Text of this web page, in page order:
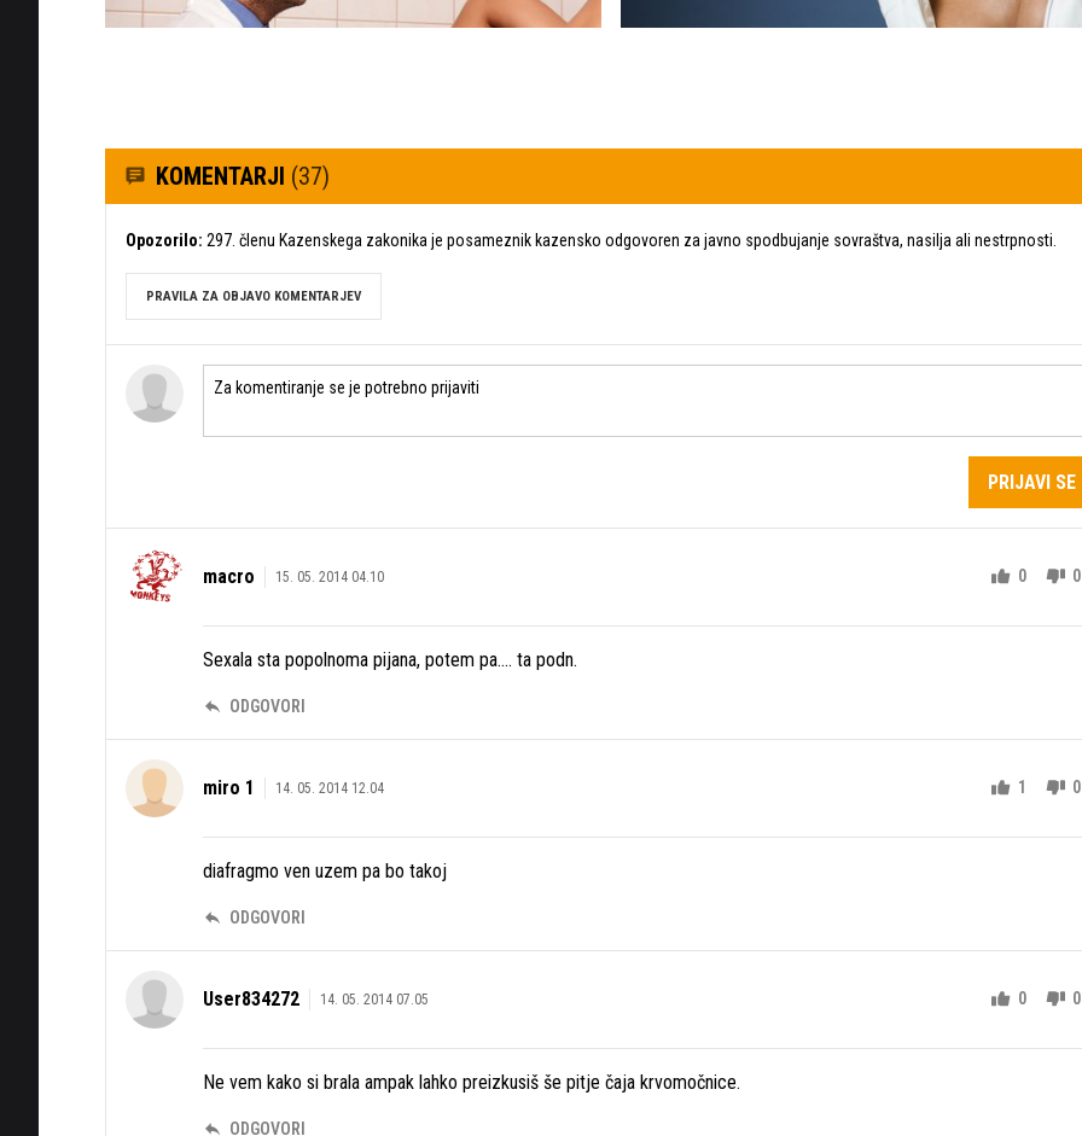
KOMENTARJI (37)
Opozorilo: 297. členu Kazenskega zakonika je posameznik kazensko odgovoren za javno spodbujanje sovraštva, nasilja ali nestrpnosti.
PRAVILA ZA OBJAVO KOMENTARJEV
PRIJAVI SE
macro 15. 05. 2014 04.10 0 0
Sexala sta popolnoma pijana, potem pa.... ta podn.
ODGOVORI
miro 1 14. 05. 2014 12.04 1 0
diafragmo ven uzem pa bo takoj
ODGOVORI
User834272 14. 05. 2014 07.05 0 0
Ne vem kako si brala ampak lahko preizkusiš še pitje čaja krvomočnice.
ODGOVORI